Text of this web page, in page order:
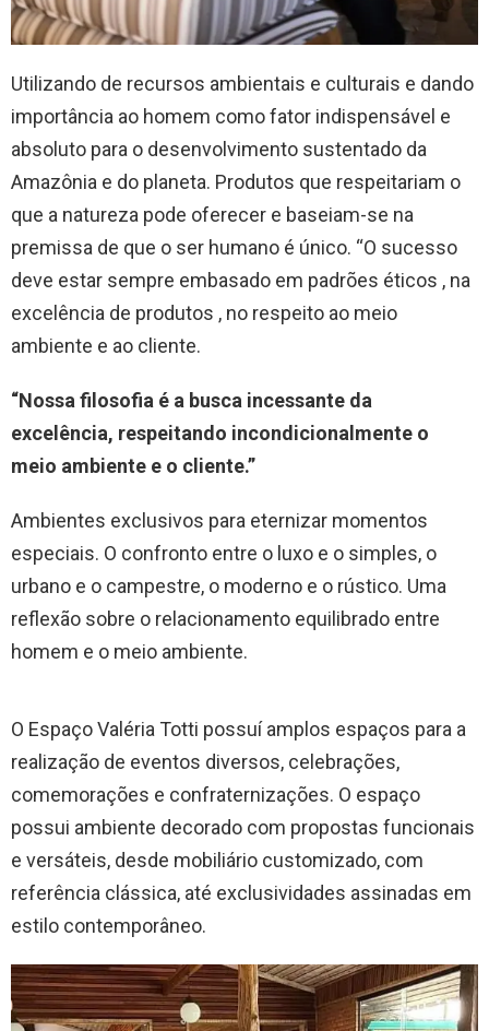
Utilizando de recursos ambientais e culturais e dando
importância ao homem como fator indispensável e
absoluto para o desenvolvimento sustentado da
Amazônia e do planeta. Produtos que respeitariam o
que a natureza pode oferecer e baseiam-se na
premissa de que o ser humano é único. “O sucesso
deve estar sempre embasado em padrões éticos , na
excelência de produtos , no respeito ao meio
ambiente e ao cliente.
“Nossa filosofia é a busca incessante da
excelência, respeitando incondicionalmente o
meio ambiente e o cliente.”
Ambientes exclusivos para eternizar momentos
especiais. O confronto entre o luxo e o simples, o
urbano e o campestre, o moderno e o rústico. Uma
reflexão sobre o relacionamento equilibrado entre
homem e o meio ambiente.
O Espaço Valéria Totti possuí amplos espaços para a
realização de eventos diversos, celebrações,
comemorações e confraternizações. O espaço
possui ambiente decorado com propostas funcionais
e versáteis, desde mobiliário customizado, com
referência clássica, até exclusividades assinadas em
estilo contemporâneo.